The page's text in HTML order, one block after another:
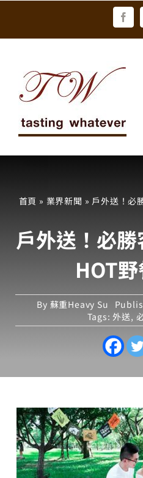
首頁 » 業界新聞 » 戶外送！必
戶外送！必
HOT
By 蘇重Heavy Su
Tags:外送,